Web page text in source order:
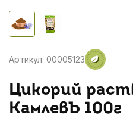
Артикул: 00005123
Цикорий
КамлевЪ 100г